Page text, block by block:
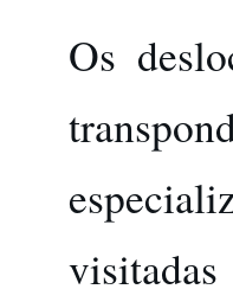
Os